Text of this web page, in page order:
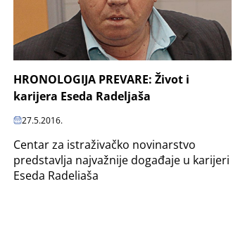
HRONOLOGIJA PREVARE: Život i
karijera Eseda Radeljaša
27.5.2016.
Centar za istraživačko novinarstvo
predstavlja najvažnije događaje u karijeri
Eseda Radeljaša